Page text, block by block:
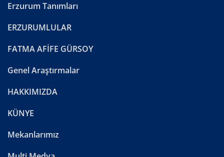
Erzurum Tanımları
ERZURUMLULAR
FATMA AFİFE GÜRSOY
Genel Araştırmalar
HAKKIMIZDA
KÜNYE
Mekanlarımız